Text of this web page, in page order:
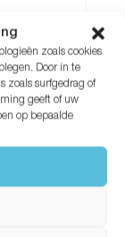
zoals cookies
Door in te
zoals surfgedrag of
geeft of uw
op bepaalde